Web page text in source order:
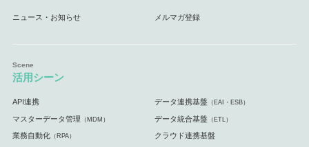
ニュース・お知らせ メルマガ登録
活用シーン
API連携 データ連携基盤 （EAI・ESB）
マスターデータ管理 （MDM） データ統合基盤 （ETL）
業務自動化（RPA） クラウド連携基盤